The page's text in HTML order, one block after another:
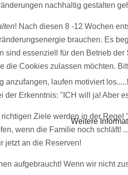
nachhaltig gestalten
! Nach diesen 8 -12 Wochen
brauchen. Es
laufen motiviert
der Erkenntnis: "ICH will ja! Aber
Ziele werden in der
wenn die Familie noch schläft!
jetzt an die Reserven!
aufgebraucht! Wenn wir nicht
essenziell für den Betrieb
die Cookies zulassen möchten.
Weitere